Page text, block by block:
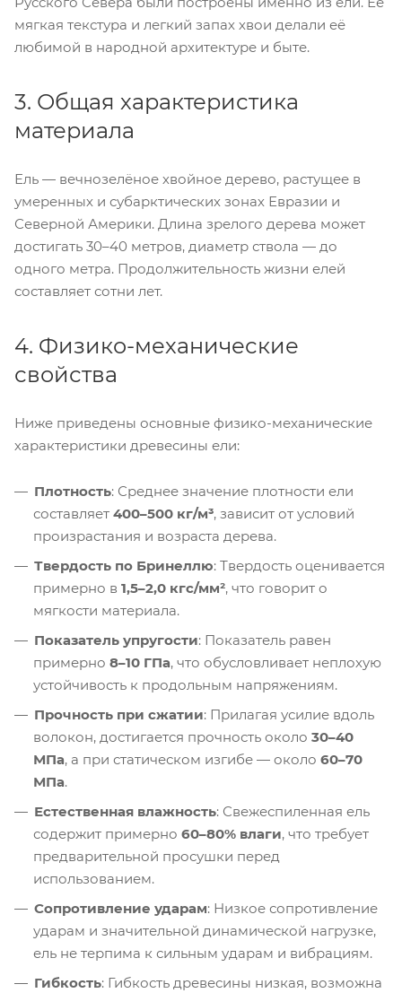
мягкая текстура и легкий запах хвои делали её
любимой в народной архитектуре и быте.
3. Общая характеристика
материала
Ель — вечнозелёное хвойное дерево, растущее в
умеренных и субарктических зонах Евразии и
Северной Америки. Длина зрелого дерева может
достигать 30–40 метров, диаметр ствола — до
одного метра. Продолжительность жизни елей
составляет сотни лет.
4. Физико-механические
свойства
Ниже приведены основные физико-механические
характеристики древесины ели:
Плотность: Среднее значение плотности ели
составляет 400–500 кг/м³, зависит от условий
произрастания и возраста дерева.
Твердость по Бринеллю: Твердость оценивается
примерно в 1,5–2,0 кгс/мм², что говорит о
мягкости материала.
Показатель упругости: Показатель равен
примерно 8–10 ГПа, что обусловливает неплохую
устойчивость к продольным напряжениям.
Прочность при сжатии: Прилагая усилие вдоль
волокон, достигается прочность около 30–40
МПа, а при статическом изгибе — около 60–70
МПа.
Естественная влажность: Свежеспиленная ель
содержит примерно 60–80% влаги, что требует
предварительной просушки перед
использованием.
Сопротивление ударам: Низкое сопротивление
ударам и значительной динамической нагрузке,
ель не терпима к сильным ударам и вибрациям.
Гибкость: Гибкость древесины низкая, возможна